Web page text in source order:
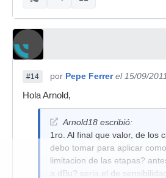
#14 por Pepe Ferrer el 15/09/2011
Hola Arnold,
Arnold18 escribió:
1ro. Al final que valor, de los
debo tomar para aplicar
limitacion de las etapas?
a dBu? seria el de